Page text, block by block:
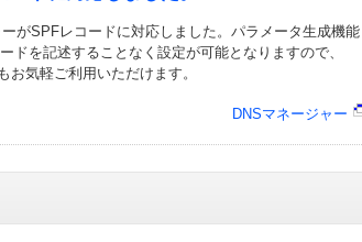
がSPFレコードに対応しました。パラメータ生成機能
ドを記述することなく設定が可能となりますので、
気軽ご利用いただけます。
DNSマネージャー